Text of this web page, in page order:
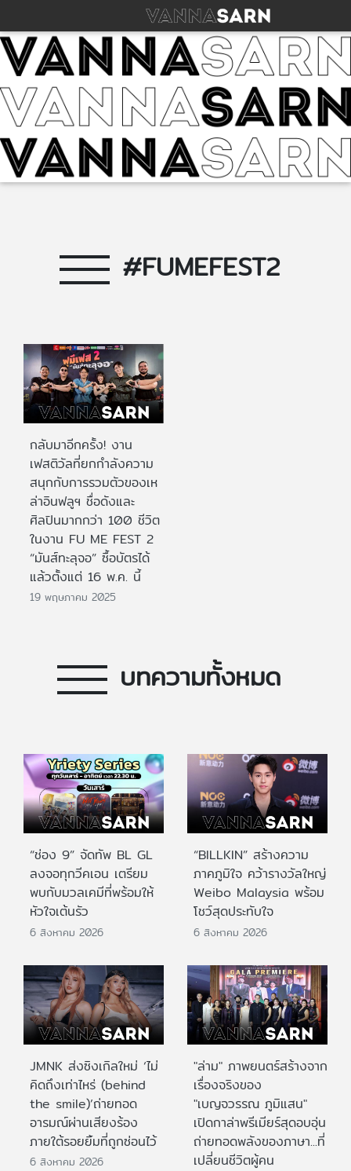
#FUMEFEST2
กลับมาอีกครั้ง! งาน
เฟสติวัลที่ยกกำลังความ
สนุกกับการรวมตัวของเห
ล่าอินฟลูฯ ชื่อดังและ
ศิลปินมากกว่า 100 ชีวิต
ในงาน FU ME FEST 2
“มันส์ทะลุจอ” ซื้อบัตรได้
แล้วตั้งแต่ 16 พ.ค. นี้
19 พฤษภาคม 2025
บทความทั้งหมด
“ช่อง 9” จัดทัพ BL GL
ลงจอทุกวีคเอน เตรียม
พบกับมวลเคมีที่พร้อมให้
หัวใจเต้นรัว
6 สิงหาคม 2026
“BILLKIN” สร้างความ
ภาคภูมิใจ คว้ารางวัลใหญ่
Weibo Malaysia พร้อม
โชว์สุดประทับใจ
6 สิงหาคม 2026
JMNK ส่งซิงเกิลใหม่ ‘ไม่
คิดถึงเท่าไหร่ (behind
the smile)’ถ่ายทอด
อารมณ์ผ่านเสียงร้อง
ภายใต้รอยยิ้มที่ถูกซ่อนไว้
6 สิงหาคม 2026
"ล่าม" ภาพยนตร์สร้างจาก
เรื่องจริงของ
"เบญจวรรณ ภูมิแสน"
เปิดกาล่าพรีเมียร์สุดอบอุ่น
ถ่ายทอดพลังของภาษา...ที่
เปลี่ยนชีวิตผู้คน